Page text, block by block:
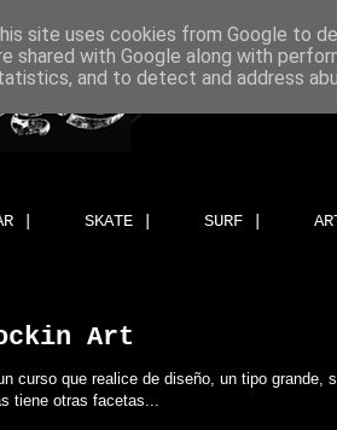
| SKATE | SURF |
Art
curso que realice de diseño, un tipo
tiene otras facetas...
site uses cookies from Google to
shared with Google along with
and to detect and address